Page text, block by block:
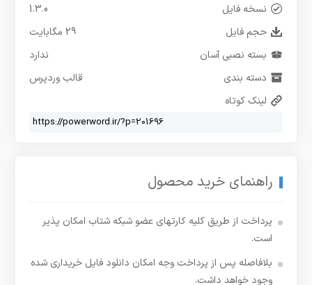
نسخه فایل
1.3.0
حجم فایل
29 مگابایت
بسته نصبی آسان
ندارد
دسته بندی
قالب وردپرس
لینک کوتاه
راهنمای خرید محصول
پرداخت از طریق کلیه کارتهای عضو شبکه شتاب امکان پذیر
است.
بلافاصله پس از پرداخت وجه امکان دانلود فایل خریداری شده
وجود خواهد داشت.